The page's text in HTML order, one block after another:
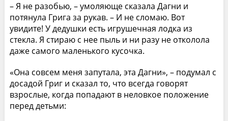
– Я не разобью, – умоляюще сказала Дагни и
потянула Грига за рукав. – И не сломаю. Вот
увидите! У дедушки есть игрушечная лодка из
стекла. Я стираю с нее пыль и ни разу не отколола
даже самого маленького кусочка.
«Она совсем меня запутала, эта Дагни», – подумал с
досадой Григ и сказал то, что всегда говорят
взрослые, когда попадают в неловкое положение
перед детьми: